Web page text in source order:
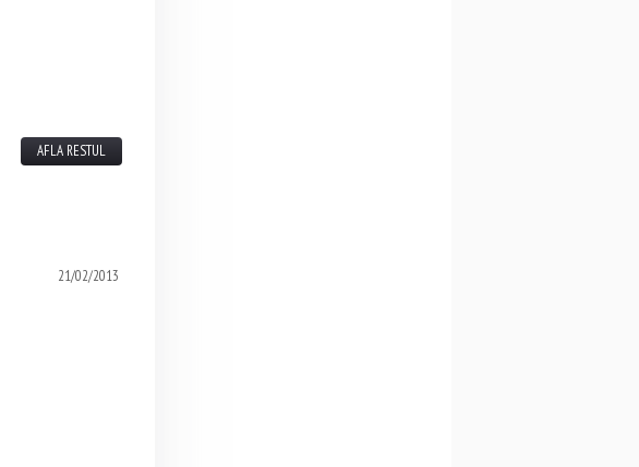
AFLA RESTUL
21/02/2013